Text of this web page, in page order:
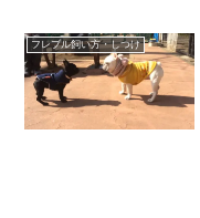
フレブル飼い方・しつけ